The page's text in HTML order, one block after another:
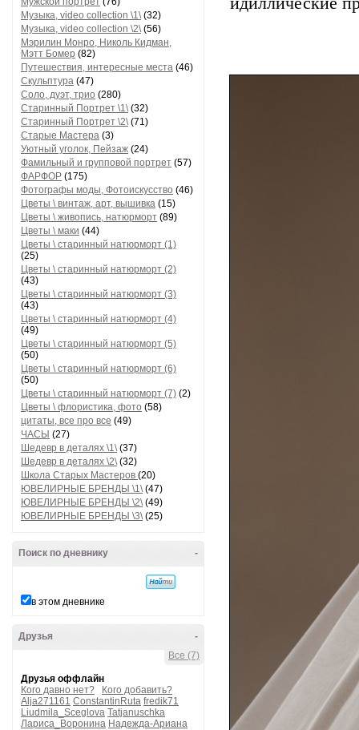
Музыка, video collection \1\(32)
Музыка, video collection \2\(56)
Мэрилин Монро, Николь Кидман,
Мэтт Бомер (82)
Путешествия, интересные места (46)
Скульптура (47)
Соло, дуэт, трио (280)
Старинный Портрет \1\(32)
Старинный Портрет \2\(71)
Старые Мастера (3)
Уютный уголок, Пейзаж (24)
Фамильный и групповой портрет (57)
ФАРФОР (175)
Фотографы моды, Фотоискусство (46)
Цветы \ винтаж, арт, вышивка (15)
Цветы \ живопись, натюрморт (89)
Цветы \ маки (44)
Цветы \ старинный натюрморт (1)
(25)
Цветы \ старинный натюрморт (2)
(43)
Цветы \ старинный натюрморт (3)
(43)
Цветы \ старинный натюрморт (4)
(49)
Цветы \ старинный натюрморт (5)
(50)
Цветы \ старинный натюрморт (6)
(50)
Цветы \ старинный натюрморт (7) (2)
Цветы \ флористика, фото (58)
цитаты, все про все (49)
ЧАСЫ (27)
Шедевр в деталях \1\(37)
Шедевр в деталях \2\(32)
Школа Старых Мастеров (20)
ЮВЕЛИРНЫЕ БРЕНДЫ \1\(47)
ЮВЕЛИРНЫЕ БРЕНДЫ \2\(49)
ЮВЕЛИРНЫЕ БРЕНДЫ \3\(25)
-
Поиск по дневнику
в этом дневнике
-
Друзья
Все (7)
Друзья оффлайн
Кого давно нет?
Кого добавить?
Alja271161 ConstantinRuta fredik71
Liudmila_Sceglova Tatjanuschka
Лариса_Воронина Надежда-Ариана